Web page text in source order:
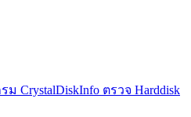
ม CrystalDiskInfo ตรวจ Harddisk